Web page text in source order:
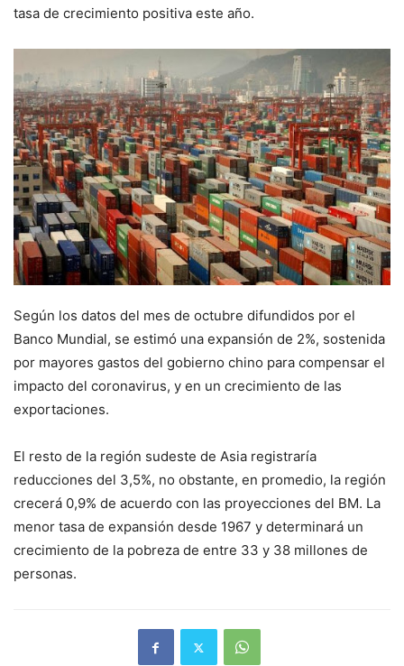
tasa de crecimiento positiva este año.
Según los datos del mes de octubre difundidos por el
Banco Mundial, se estimó una expansión de 2%, sostenida
por mayores gastos del gobierno chino para compensar el
impacto del coronavirus, y en un crecimiento de las
exportaciones.
El resto de la región sudeste de Asia registraría
reducciones del 3,5%, no obstante, en promedio, la región
crecerá 0,9% de acuerdo con las proyecciones del BM. La
menor tasa de expansión desde 1967 y determinará un
crecimiento de la pobreza de entre 33 y 38 millones de
personas.